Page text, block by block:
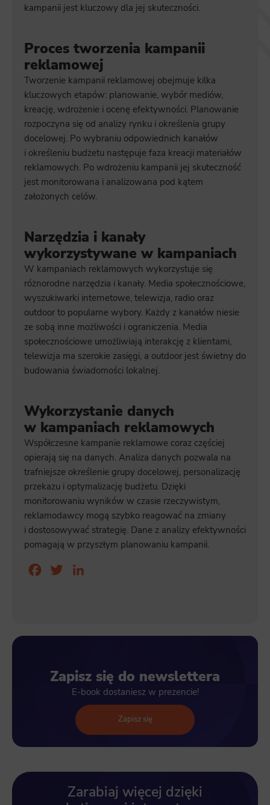
kampanii jest kluczowy dla jej skuteczności.
Proces tworzenia kampanii
reklamowej
Tworzenie kampanii reklamowej obejmuje kilka
kluczowych etapów: planowanie, wybór mediów,
kreację, wdrożenie i ocenę efektywności. Planowanie
rozpoczyna się od analizy rynku i określenia grupy
docelowej. Po wybraniu odpowiednich kanałów
i określeniu budżetu następuje faza kreacji materiałów
reklamowych. Po wdrożeniu kampanii jej skuteczność
jest monitorowana i analizowana pod kątem
założonych celów.
Narzędzia i kanały
wykorzystywane w kampaniach
W kampaniach reklamowych wykorzystuje się
różnorodne narzędzia i kanały. Media społecznościowe,
wyszukiwarki internetowe, telewizja, radio oraz
outdoor to popularne wybory. Każdy z kanałów niesie
ze sobą inne możliwości i ograniczenia. Media
społecznościowe umożliwiają interakcję z klientami,
telewizja ma szerokie zasięgi, a outdoor jest świetny do
budowania świadomości lokalnej.
Wykorzystanie danych
w kampaniach reklamowych
Współczesne kampanie reklamowe coraz częściej
opierają się na danych. Analiza danych pozwala na
trafniejsze określenie grupy docelowej, personalizację
przekazu i optymalizację budżetu. Dzięki
monitorowaniu wyników w czasie rzeczywistym,
reklamodawcy mogą szybko reagować na zmiany
i dostosowywać strategię. Dane z analizy efektywności
pomagają w przyszłym planowaniu kampanii.
Facebook
Twitter
Zapisz się do newslettera
E-book dostaniesz w prezencie!
Zapisz się
Zarabiaj więcej dzięki